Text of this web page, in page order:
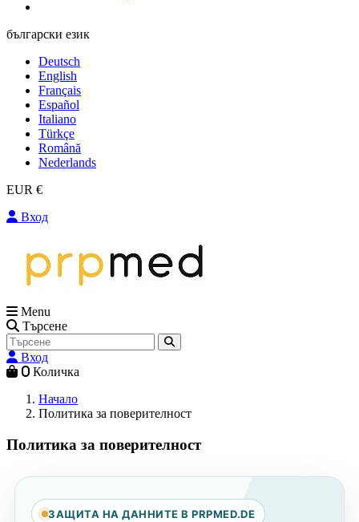
български език
Deutsch
English
Français
Español
Italiano
Türkçe
Română
Nederlands
EUR €
Вход
Menu
Търсене
Вход
0 Количка
Начало
Политика за поверителност
Политика за поверителност
ЗАЩИТА НА ДАННИТЕ В PRPMED.DE